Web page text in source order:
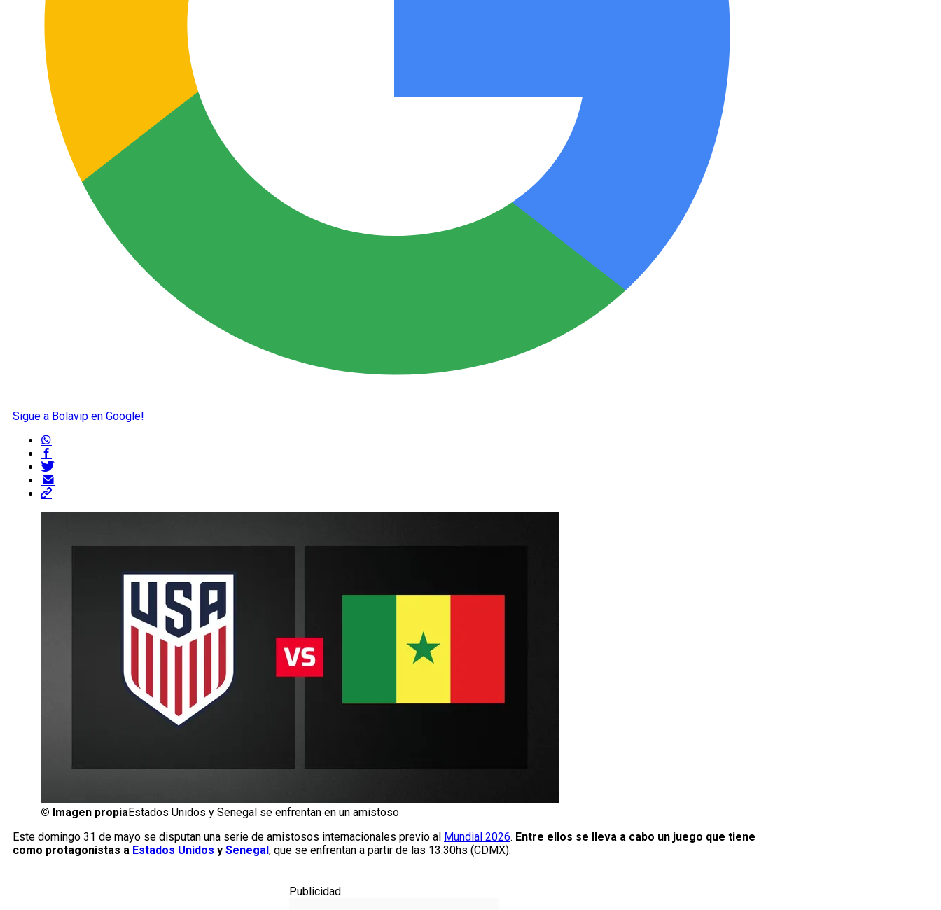
Sigue a Bolavip en Google!
© Imagen propiaEstados Unidos y Senegal se enfrentan en un amistoso
Este domingo 31 de mayo se disputan una serie de amistosos internacionales previo al Mundial 2026. Entre ellos se lleva a cabo un juego que tiene
como protagonistas a Estados Unidos y Senegal , que se enfrentan a partir de las 13:30hs (CDMX).
Publicidad